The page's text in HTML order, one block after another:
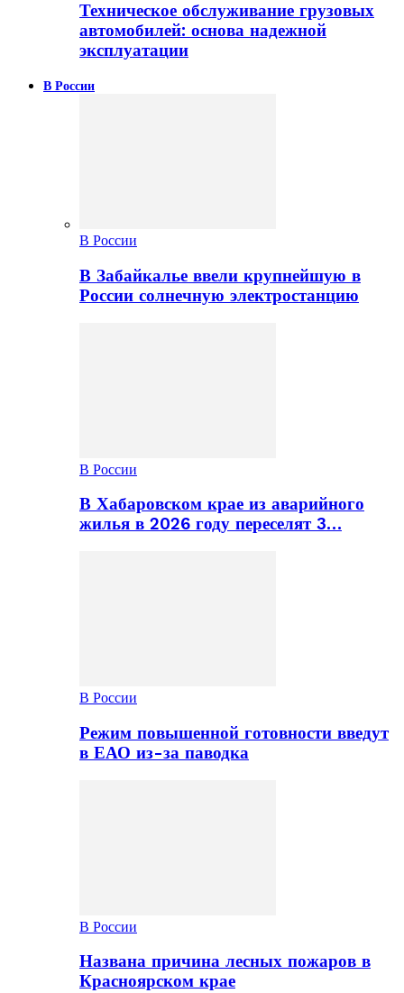
Техническое обслуживание грузовых
автомобилей: основа надежной
эксплуатации
В России
В России
В Забайкалье ввели крупнейшую в
России солнечную электростанцию
В России
В Хабаровском крае из аварийного
жилья в 2026 году переселят 3…
В России
Режим повышенной готовности введут
в ЕАО из-за паводка
В России
Названа причина лесных пожаров в
Красноярском крае